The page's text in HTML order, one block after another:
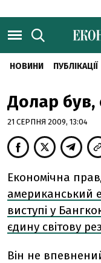
НОВИНИ ПУБЛІКАЦІЇ
Долар був,
21 СЕРПНЯ 2009, 13:04
Економічна
американський
виступі у
єдину світову
Він не